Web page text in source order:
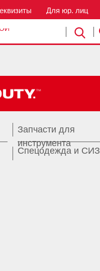
Для юр. лиц
Запчасти для
инструмента
Спецодежда и СИЗ